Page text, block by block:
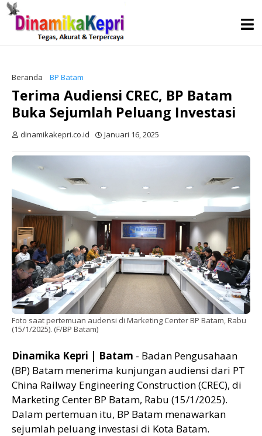
Beranda BP Batam
Terima Audiensi CREC, BP Batam
Buka Sejumlah Peluang Investasi
dinamikakepri.co.id Januari 16, 2025
Foto saat pertemuan audensi di Marketing Center BP Batam, Rabu
(15/1/2025). (F/BP Batam)
Dinamika Kepri | Batam - Badan Pengusahaan
(BP) Batam menerima kunjungan audiensi dari PT
China Railway Engineering Construction (CREC), di
Marketing Center BP Batam, Rabu (15/1/2025).
Dalam pertemuan itu, BP Batam menawarkan
sejumlah peluang investasi di Kota Batam.